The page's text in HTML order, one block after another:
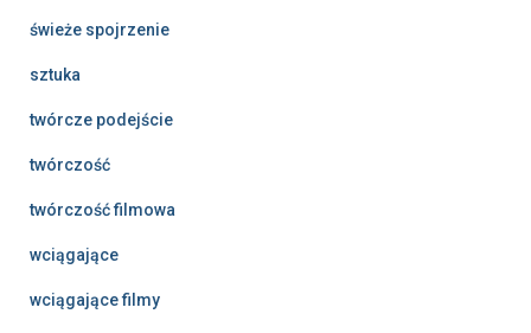
świeże spojrzenie
sztuka
twórcze podejście
twórczość
twórczość filmowa
wciągające
wciągające filmy